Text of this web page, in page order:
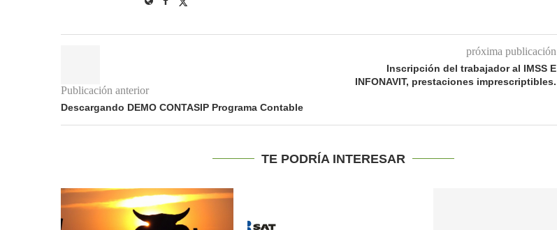
Publicación anterior
Descargando DEMO CONTASIP Programa Contable
próxima publicación
Inscripción del trabajador al IMSS E
INFONAVIT, prestaciones imprescriptibles.
TE PODRÍA INTERESAR